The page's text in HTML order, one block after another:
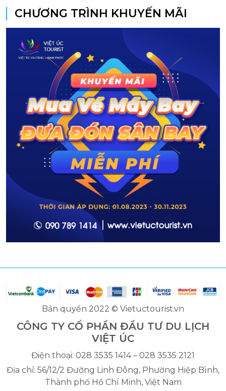
CHƯƠNG TRÌNH KHUYẾN MÃI
Bản quyền 2022 © Vietuctourist.vn
CÔNG TY CỔ PHẦN ĐẦU TƯ DU LỊCH
VIỆT ÚC
Điện thoại: 028 3535 1414 – 028 3535 2121
Địa chỉ: 56/12/2 Đường Linh Đông, Phường Hiệp Bình,
Thành phố Hồ Chí Minh, Việt Nam